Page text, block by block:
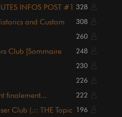
INFOS POST #1 328
and Custom
308
260
Club [Sommaire
248
230
226
finalement... 222
Club (.:: THE Topic 196